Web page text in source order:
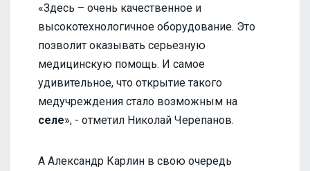
«Здесь – очень качественное и
высокотехнологичное оборудование. Это
позволит оказывать серьезную
медицинскую помощь. И самое
удивительное, что открытие такого
медучреждения стало возможным на
селе», - отметил Николай Черепанов.
А Александр Карлин в свою очередь